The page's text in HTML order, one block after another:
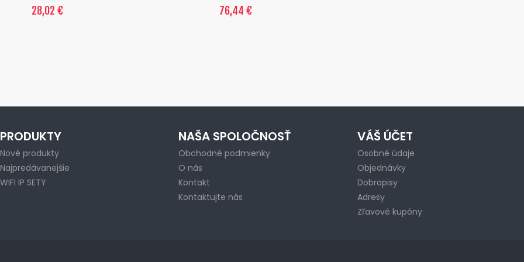
28,02 € 76,44 €
PRODUKTY
Nové produkty
Najpredávanejšie
WIFI IP SETY
NAŠA SPOLOČNOSŤ
Obchodné podmienky
O nás
Kontakt
Kontaktujte nás
VÁŠ ÚČET
Osobné údaje
Objednávky
Dobropisy
Adresy
Zľavové kupóny